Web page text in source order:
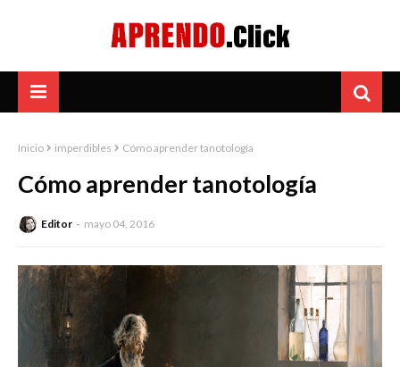
Inicio imperdibles Cómo aprender tanotología
Cómo aprender tanotología
Editor mayo 04, 2016